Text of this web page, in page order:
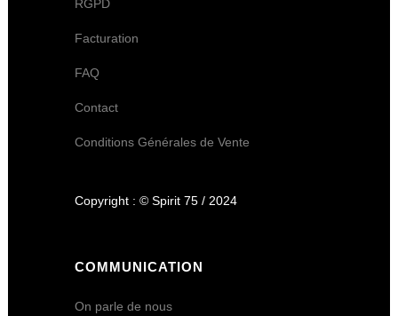
RGPD
Facturation
FAQ
Contact
Conditions Générales de Vente
Copyright : © Spirit 75 / 2024
COMMUNICATION
On parle de nous